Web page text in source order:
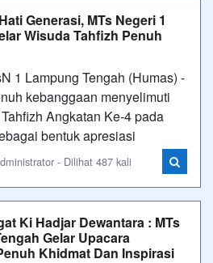
Generasi, MTs Negeri 1
Wisuda Tahfizh Penuh
1 Lampung Tengah (Humas) -
kebanggaan menyelimuti
Angkatan Ke-4 pada
bentuk apresiasi
- Dilihat 487 kali
Ki Hadjar Dewantara : MTs
Gelar Upacara
Khidmat Dan Inspirasi